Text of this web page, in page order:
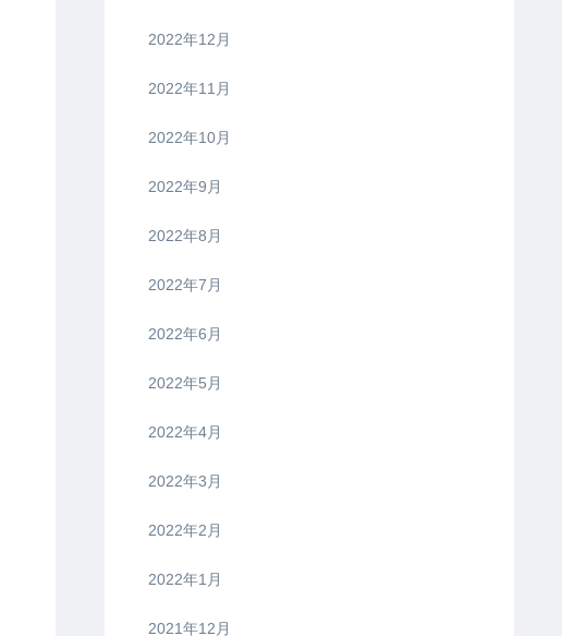
2022年12月
2022年11月
2022年10月
2022年9月
2022年8月
2022年7月
2022年6月
2022年5月
2022年4月
2022年3月
2022年2月
2022年1月
2021年12月